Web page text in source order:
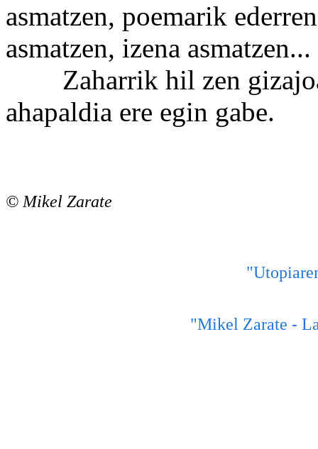
asmatzen, poemarik
asmatzen, izena asmatzen...
Zaharrik hil zen
ahapaldia ere egin gabe.
© Mikel Zarate
"Mikel Zarate -